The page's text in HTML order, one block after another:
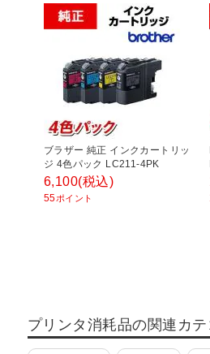
ブラザー 純正 インクカートリッ
ジ 4色パック LC211-4PK
6,100(税込)
55ポイント
プリンタ消耗品の関連カ